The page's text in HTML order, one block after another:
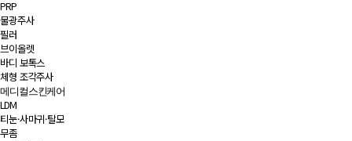
PRP
물광주사
필러
브이올렛
바디 보톡스
체형 조각주사
메디컬스킨케어
LDM
티눈·사마귀·탈모
무좀